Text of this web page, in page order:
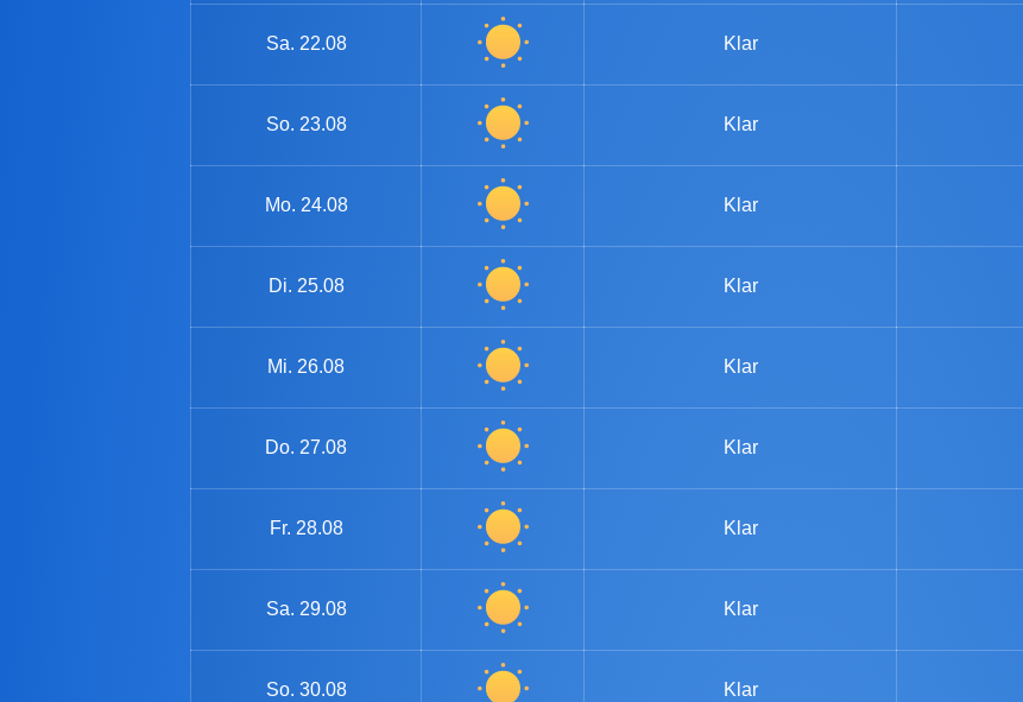
Sa. 22.08 Klar
So. 23.08 Klar
Mo. 24.08 Klar
Di. 25.08 Klar
Mi. 26.08 Klar
Do. 27.08 Klar
Fr. 28.08 Klar
Sa. 29.08 Klar
So. 30.08 Klar